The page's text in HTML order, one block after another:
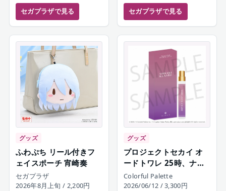
セガプラザで見る
セガプラザで見る
グッズ
ふわぷち リール付きフ
ェイスポーチ 宵崎奏
セガプラザ
2026年8月上旬 / 2,200円
グッズ
プロジェクトセカイ オ
ードトワレ 25時、ナイ
トコードで。 宵崎奏
Colorful Palette
2026/06/12 / 3,300円